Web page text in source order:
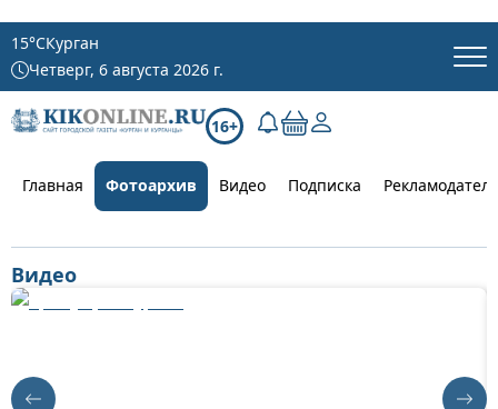
15°CКурган
Четверг, 6 августа 2026 г.
16+
Главная Фотоархив Видео Подписка
Видео